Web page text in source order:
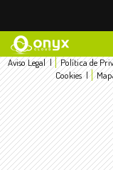
Aviso Legal| Política de
Cookies|